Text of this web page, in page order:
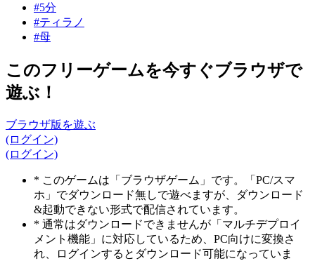
#5分
#ティラノ
#母
このフリーゲームを今すぐブラウザで
遊ぶ！
ブラウザ版を遊ぶ
(ログイン)
(ログイン)
* このゲームは「ブラウザゲーム」です。「PC/スマ
ホ」でダウンロード無しで遊べますが、ダウンロード
&起動できない形式で配信されています。
* 通常はダウンロードできませんが「マルチデプロイ
メント機能」に対応しているため、PC向けに変換さ
れ、ログインするとダウンロード可能になっていま